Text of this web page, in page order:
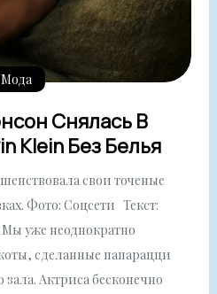
Мода
Снялась В
Klein Без Белья
свои точеные
Фото: Соцсети Текст:
уже неоднократно
сделанные папарацци
Актриса бесконечно